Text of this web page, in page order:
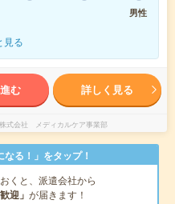
男性
見る
む 詳しく見る
式会社 メディカルケア事業部
る！」をタップ！
くと、派遣会社から
迎」 が届きます！